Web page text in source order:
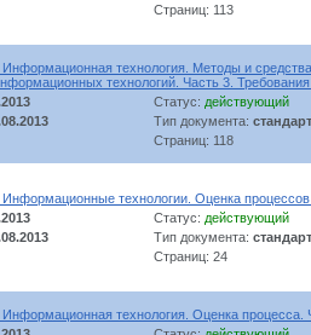
Страниц: 113
Информационная технология. Методы и
технологий. Часть 3.
Статус: действующий
Тип документа: стандарт
Страниц: 118
Информационные технологии. Оценка
Статус: действующий
Тип документа: стандарт
Страниц: 24
Информационная технология. Оценка процесса.